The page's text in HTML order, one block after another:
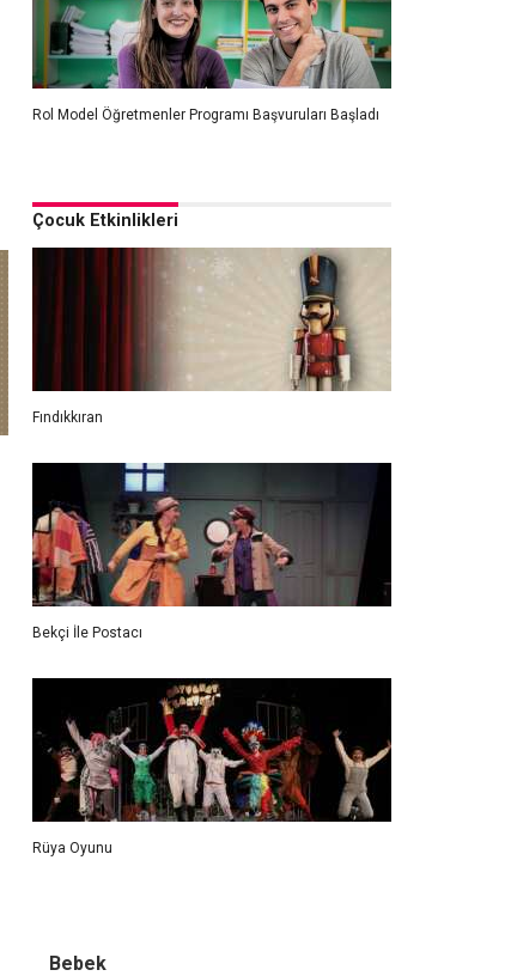
Rol Model Öğretmenler Programı Başvuruları Başladı
Çocuk Etkinlikleri
Fındıkkıran
Bekçi İle Postacı
Rüya Oyunu
Bebek